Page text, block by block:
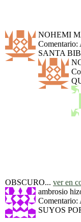
NOHEMI
SANTA
OBSCURO... ver en
ambrosio
SUYOS